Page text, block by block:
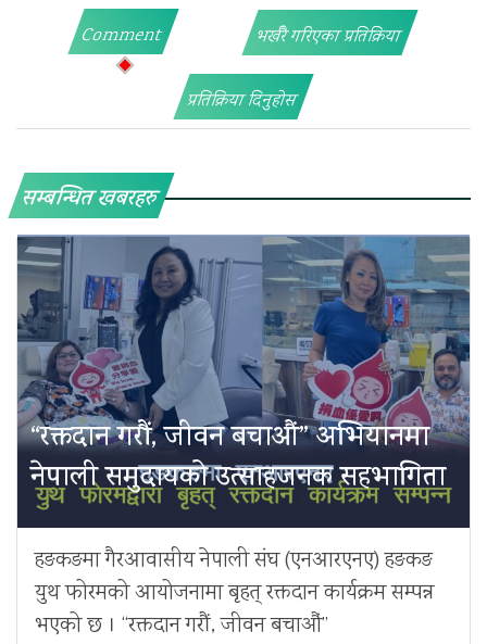
Comment भर्खरै गरिएका प्रतिक्रिया
प्रतिक्रिया दिनुहोस
सम्बन्धित खबरहरु
“रक्तदान गरौं, जीवन बचाऔं” अभियानमा
नेपाली समुदायको उत्साहजनक सहभागिता
हङकङमा गैरआवासीय नेपाली संघ (एनआरएनए) हङकङ
युथ फोरमको आयोजनामा बृहत् रक्तदान कार्यक्रम सम्पन्न
भएको छ । “रक्तदान गरौं, जीवन बचाऔं”